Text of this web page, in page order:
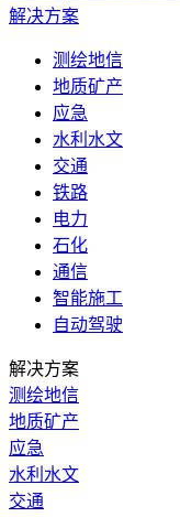
解决方案
测绘地信
地质矿产
应急
水利水文
交通
铁路
电力
石化
通信
智能施工
自动驾驶
解决方案
测绘地信
地质矿产
应急
水利水文
交通